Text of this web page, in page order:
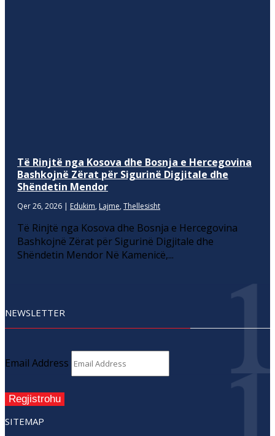
Të Rinjtë nga Kosova dhe Bosnja e Hercegovina
Bashkojnë Zërat për Sigurinë Digjitale dhe
Shëndetin Mendor
Qer 26, 2026 | Edukim, Lajme, Thellesisht
Të Rinjtë nga Kosova dhe Bosnja e Hercegovina
Bashkojnë Zërat për Sigurinë Digjitale dhe
Shëndetin Mendor Në Kamenicë,...
NEWSLETTER
Email Address
Regjistrohu
SITEMAP